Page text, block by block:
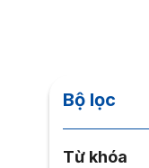
Bộ lọc
Từ khóa